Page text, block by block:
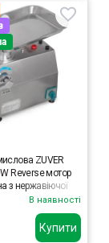
Купити
ZUVER
Reverse мотор
з нержавіючої
В наявності